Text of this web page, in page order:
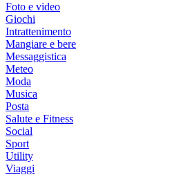
Foto e video
Giochi
Intrattenimento
Mangiare e bere
Messaggistica
Meteo
Moda
Musica
Posta
Salute e Fitness
Social
Sport
Utility
Viaggi